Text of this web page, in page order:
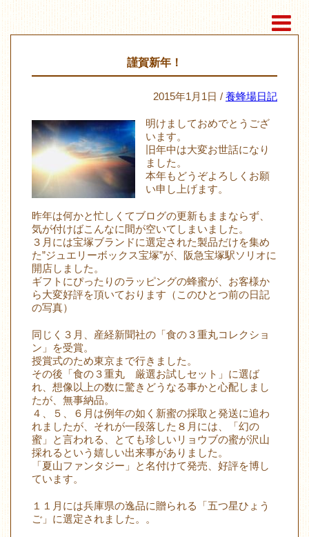
謹賀新年！
2015年1月1日 / 養蜂場日記
明けましておめでとうござ
います。
旧年中は大変お世話になり
ました。
本年もどうぞよろしくお願
い申し上げます。
昨年は何かと忙しくてブログの更新もままならず、
気が付けばこんなに間が空いてしまいました。
３月には宝塚ブランドに選定された製品だけを集め
た”ジュエリーボックス宝塚”が、阪急宝塚駅ソリオに
開店しました。
ギフトにぴったりのラッピングの蜂蜜が、お客様か
ら大変好評を頂いております（このひとつ前の日記
の写真）
同じく３月、産経新聞社の「食の３重丸コレクショ
ン」を受賞。
授賞式のため東京まで行きました。
その後「食の３重丸 厳選お試しセット」に選ば
れ、想像以上の数に驚きどうなる事かと心配しまし
たが、無事納品。
４、５、６月は例年の如く新蜜の採取と発送に追わ
れましたが、それが一段落した８月には、「幻の
蜜」と言われる、とても珍しいリョウブの蜜が沢山
採れるという嬉しい出来事がありました。
「夏山ファンタジー」と名付けて発売、好評を博し
ています。
１１月には兵庫県の逸品に贈られる「五つ星ひょう
ご」に選定されました。。